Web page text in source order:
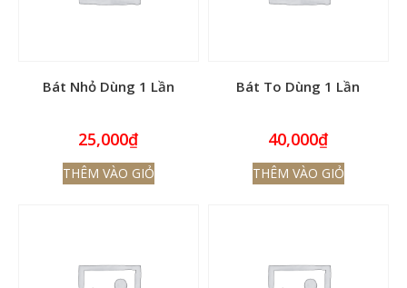
Bát Nhỏ Dùng 1 Lần
25,000₫
THÊM VÀO GIỎ
Bát To Dùng 1 Lần
40,000₫
THÊM VÀO GIỎ